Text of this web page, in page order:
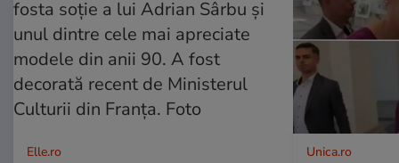
Elle.ro Unica.ro